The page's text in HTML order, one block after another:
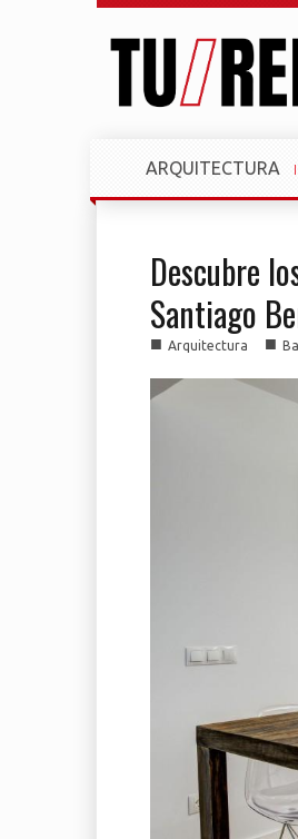
ARQUITECTURA
Descubre
Santiago
■ Arquitectura ■